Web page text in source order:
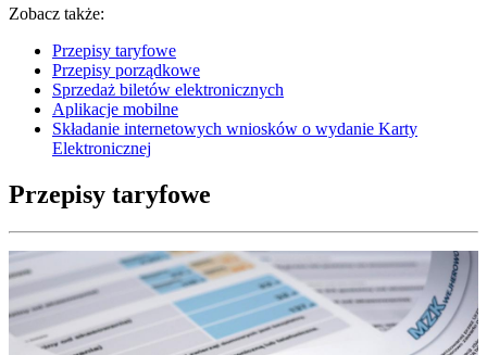
Zobacz także:
Przepisy taryfowe
Przepisy porządkowe
Sprzedaż biletów elektronicznych
Aplikacje mobilne
Składanie internetowych wniosków o wydanie Karty
Elektronicznej
Przepisy taryfowe